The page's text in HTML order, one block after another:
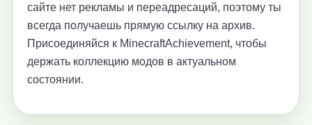
сайте нет рекламы и переадресаций, поэтому ты
всегда получаешь прямую ссылку на архив.
Присоединяйся к MinecraftAchievement, чтобы
держать коллекцию модов в актуальном
состоянии.